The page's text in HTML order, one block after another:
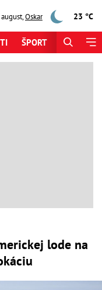
august,Oskar 23 °C
ŠPORT
lode na